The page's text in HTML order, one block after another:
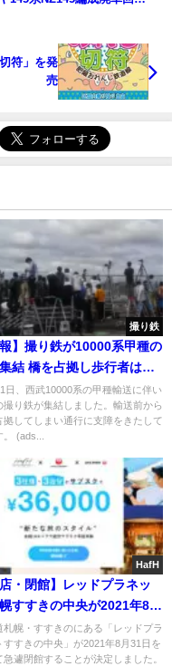
符」を発
売
撮り鉄
報】撮り鉄が10000系甲種の
結 橋を占拠し歩行者は完
れない状態に 道路法違反
も
日、西武10000系の甲種輸送に伴い
撮り鉄が集結しました。輸送前から
拠してしまい通行に支障をきたして
。 (ads...
HafH
店・閉館】レッドプラネッ
幌すすきの中央が2021年8月
閉館が決定 コロナが原
札幌・すすきのにある「レッドプラ
すすきの中央」が2021年8月31日を
急遽閉館することが決定しました。